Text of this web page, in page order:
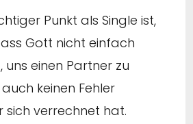
Punkt als Single ist,
Gott nicht einfach
einen Partner zu
keinen Fehler
verrechnet hat.